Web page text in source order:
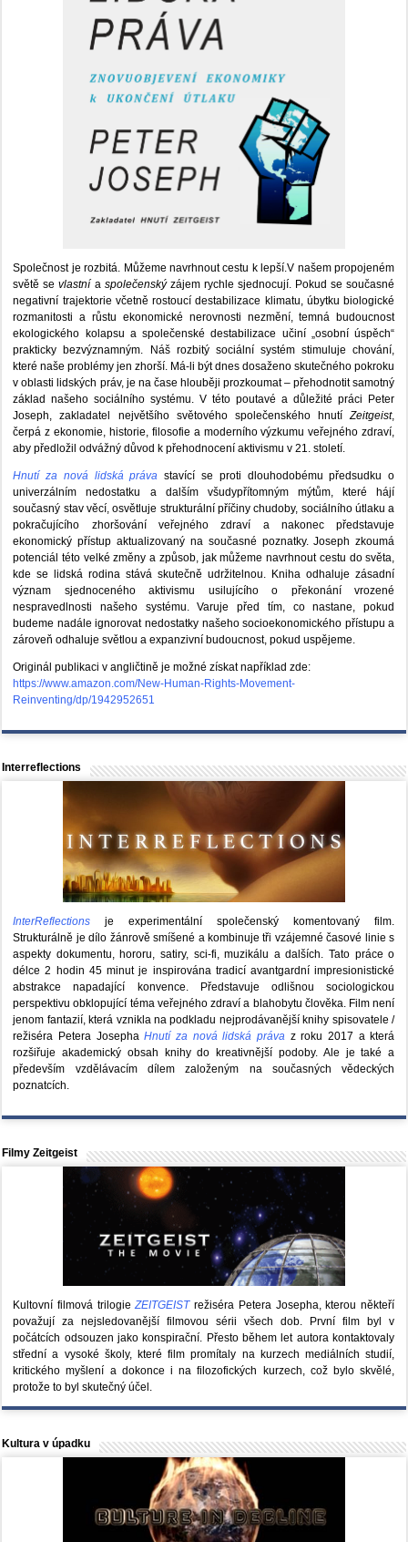
Společnost je rozbitá. Můžeme navrhnout cestu k lepší.V našem propojeném
světě sevlastní a společenskýzájem rychle sjednocují. Pokud se současné
negativní trajektorie včetně rostoucí destabilizace klimatu, úbytku biologické
rozmanitosti a růstu ekonomické nerovnosti nezmění, temná budoucnost
ekologického kolapsu a společenské destabilizace učiní „osobní úspěch“
prakticky bezvýznamným. Náš rozbitý sociální systém stimuluje chování,
které naše problémy jen zhorší. Má-li být dnes dosaženo skutečného pokroku
v oblasti lidských práv, je na čase hlouběji prozkoumat – přehodnotit samotný
základ našeho sociálního systému. V této poutavé a důležité práci Peter
Joseph, zakladatel největšího světového společenského hnutíZeitgeist,
čerpá z ekonomie, historie, filosofie a moderního výzkumu veřejného zdraví,
aby předložil odvážný důvod k přehodnocení aktivismu v 21. století.
Hnutí za nová lidská práva stavící se proti dlouhodobému předsudku o
univerzálním nedostatku a dalším všudypřítomným mýtům, které hájí
současný stav věcí, osvětluje strukturální příčiny chudoby, sociálního útlaku a
pokračujícího zhoršování veřejného zdraví a nakonec představuje
ekonomický přístup aktualizovaný na současné poznatky. Joseph zkoumá
potenciál této velké změny a způsob, jak můžeme navrhnout cestu do světa,
kde se lidská rodina stává skutečně udržitelnou. Kniha odhaluje zásadní
význam sjednoceného aktivismu usilujícího o překonání vrozené
nespravedlnosti našeho systému. Varuje před tím, co nastane, pokud
budeme nadále ignorovat nedostatky našeho socioekonomického přístupu a
zároveň odhaluje světlou a expanzivní budoucnost, pokud uspějeme.
Originál publikaci v angličtině je možné získat například zde:
https://www.amazon.com/New-Human-Rights-Movement-
Reinventing/dp/1942952651
Interreflections
InterReflections je experimentální společenský komentovaný film.
Strukturálně je dílo žánrově smíšené a kombinuje tři vzájemné časové linie s
aspekty dokumentu, hororu, satiry, sci-fi, muzikálu a dalších. Tato práce o
délce 2 hodin 45 minut je inspirována tradicí avantgardní impresionistické
abstrakce napadající konvence. Představuje odlišnou sociologickou
perspektivu obklopující téma veřejného zdraví a blahobytu člověka. Film není
jenom fantazií, která vznikla na podkladu nejprodávanější knihy spisovatele /
režiséra Petera JosephaHnutí za nová lidská právaz roku 2017 a která
rozšiřuje akademický obsah knihy do kreativnější podoby. Ale je také a
především vzdělávacím dílem založeným na současných vědeckých
poznatcích.
Filmy Zeitgeist
Kultovní filmová trilogieZEITGEISTrežiséra Petera Josepha, kterou někteří
považují za nejsledovanější filmovou sérii všech dob. První film byl v
počátcích odsouzen jako konspirační. Přesto během let autora kontaktovaly
střední a vysoké školy, které film promítaly na kurzech mediálních studií,
kritického myšlení a dokonce i na filozofických kurzech, což bylo skvělé,
protože to byl skutečný účel.
Kultura v úpadku